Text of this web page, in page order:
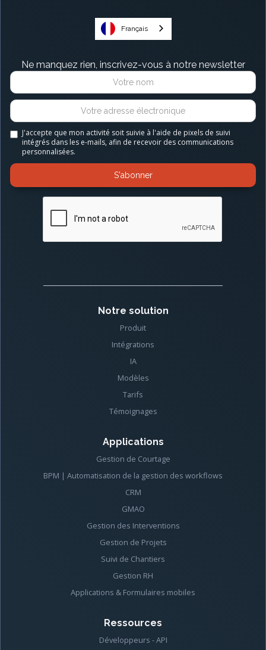
Français
Ne manquez rien, inscrivez-vous à notre newsletter
J'accepte que mon activité soit suivie à l'aide de pixels de suivi
intégrés dans les e-mails, afin de recevoir des communications
personnalisées.
Notre solution
Produit
Intégrations
IA
Modèles
Tarifs
Témoignages
Applications
Gestion de Courtage
BPM | Automatisation de la gestion des workflows
CRM
GMAO
Gestion des Interventions
Gestion de Projets
Suivi de Chantiers
Gestion RH
Applications & Formulaires mobiles
Ressources
Développeurs - API